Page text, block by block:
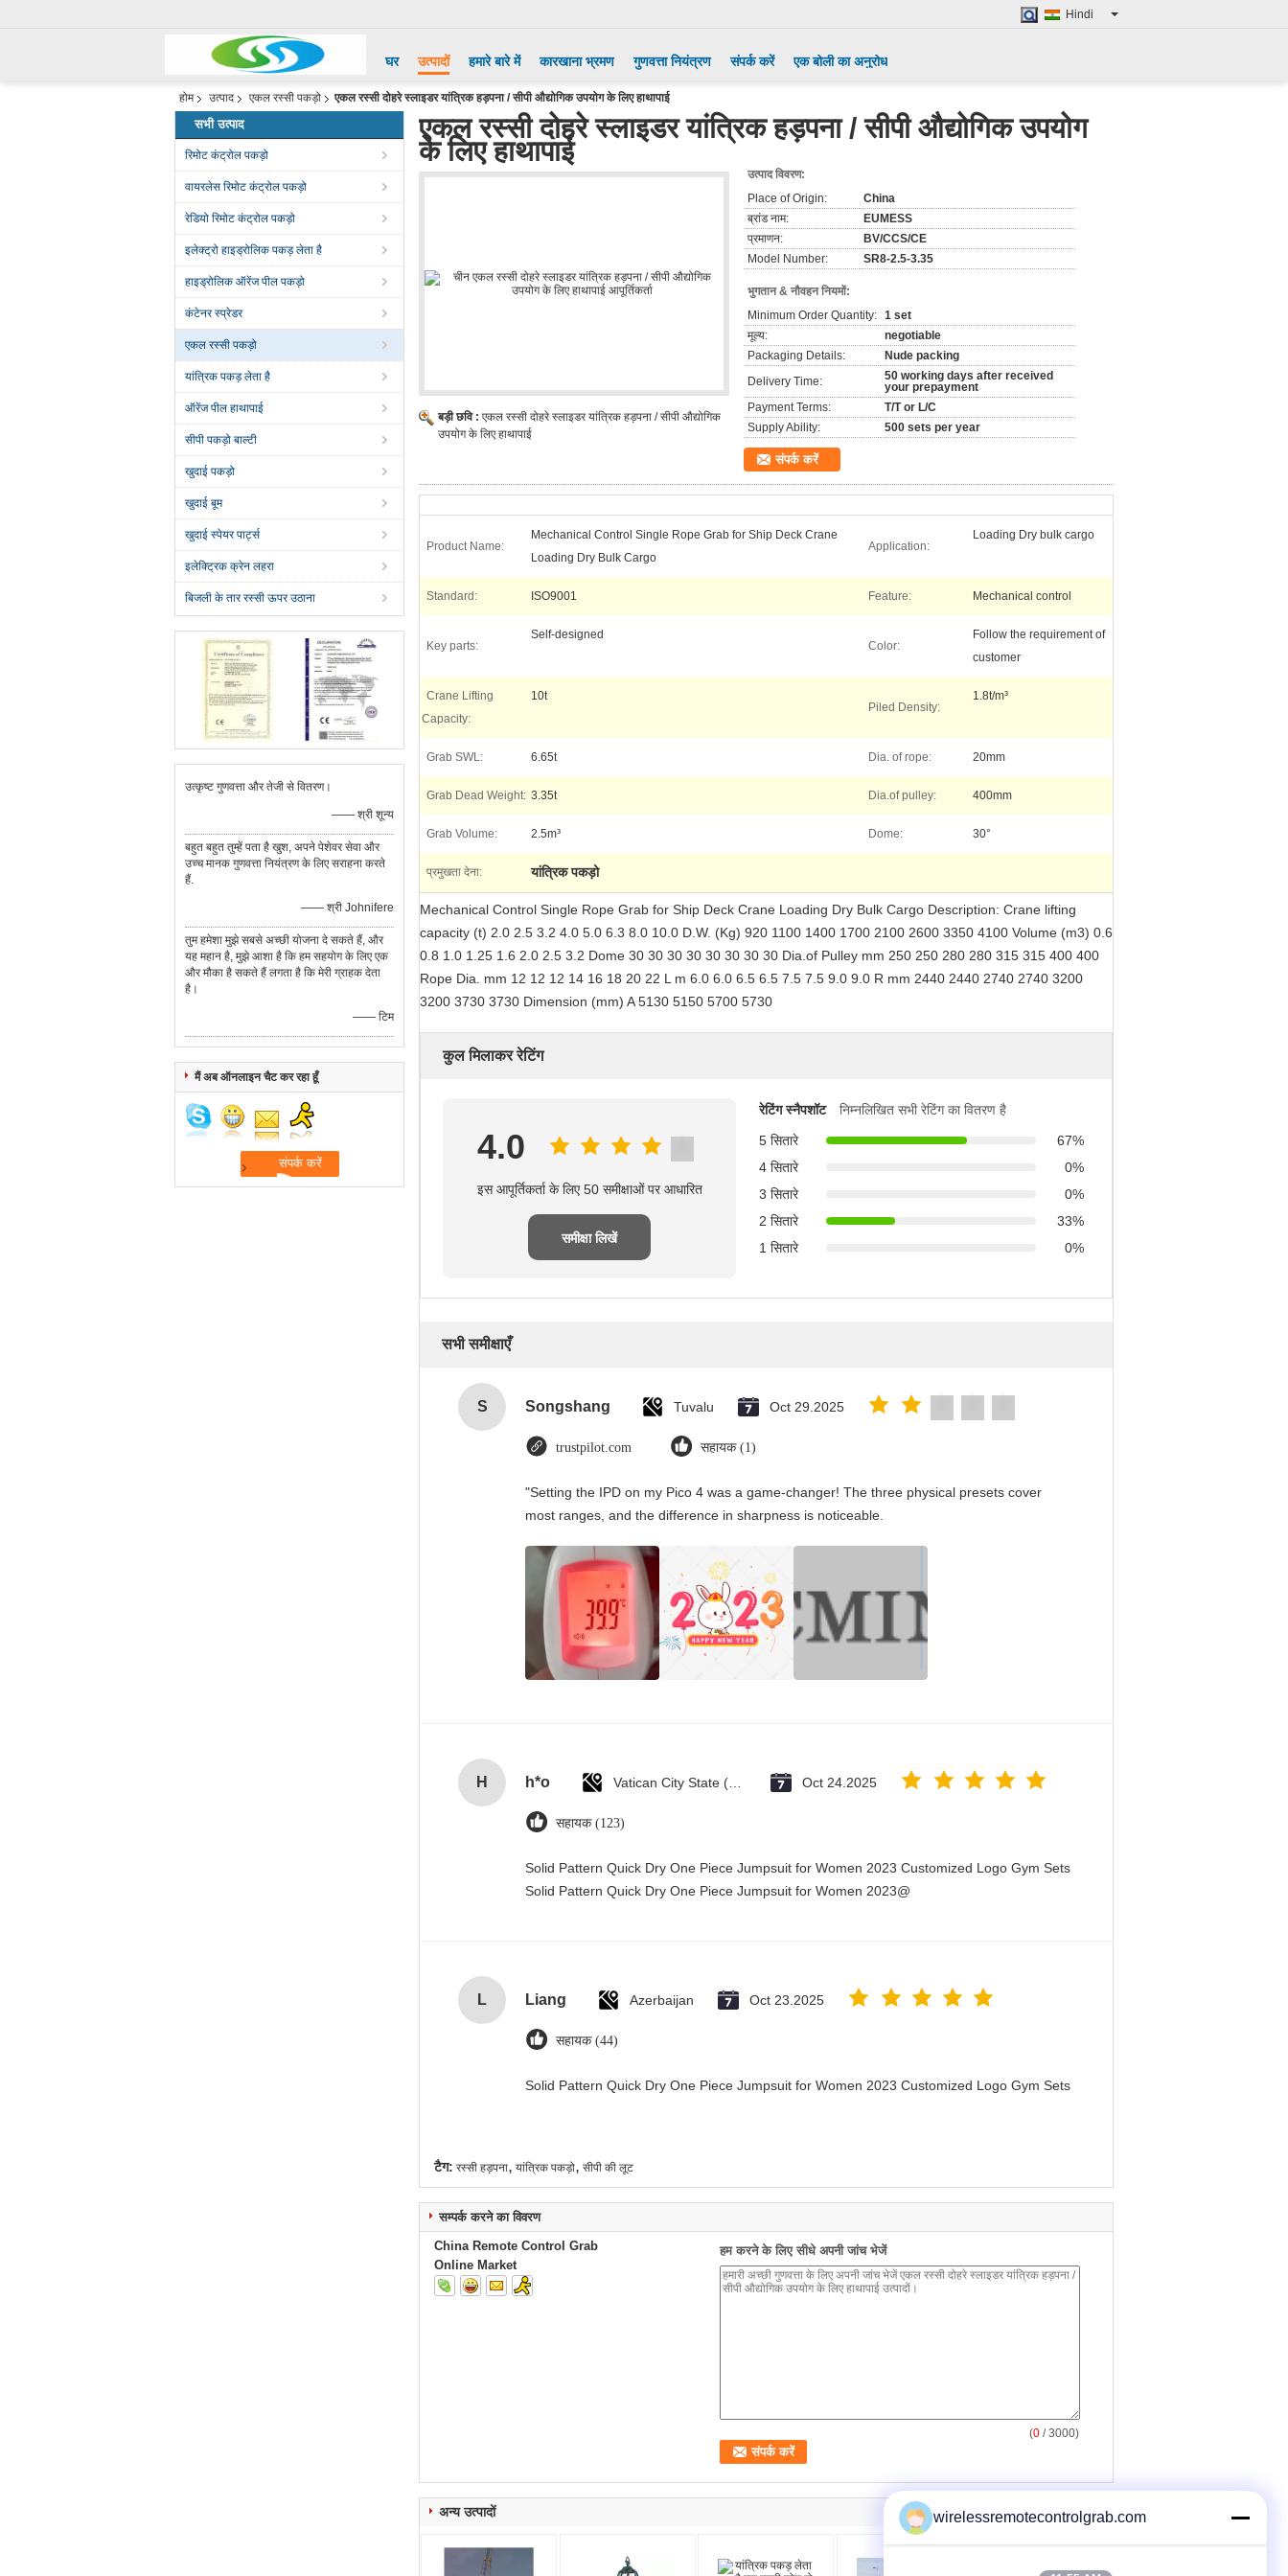
Hindi
घर उत्पादों हमारे बारे में कारखाना भ्रमण गुणवत्ता नियंत्रण संपर्क करें एक बोली का अनुरोध
होम उत्पाद एकल रस्सी पकड़ो एकल रस्सी दोहरे स्लाइडर यांत्रिक हड़पना / सीपी औद्योगिक उपयोग के लिए हाथापाई
सभी उत्पाद
रिमोट कंट्रोल पकड़ो
वायरलेस रिमोट कंट्रोल पकड़ो
रेडियो रिमोट कंट्रोल पकड़ो
इलेक्ट्रो हाइड्रोलिक पकड़ लेता है
हाइड्रोलिक ऑरेंज पील पकड़ो
कंटेनर स्प्रेडर
एकल रस्सी पकड़ो
यांत्रिक पकड़ लेता है
ऑरेंज पील हाथापाई
सीपी पकड़ो बाल्टी
खुदाई पकड़ो
खुदाई बूम
खुदाई स्पेयर पार्ट्स
इलेक्ट्रिक क्रेन लहरा
बिजली के तार रस्सी ऊपर उठाना
उत्कृष्ट गुणवत्ता और तेजी से वितरण।
—— श्री शून्य
बहुत बहुत तुम्हें पता है खुश, अपने पेशेवर सेवा और
उच्च मानक गुणवत्ता नियंत्रण के लिए सराहना करते
हैं.
—— श्री Johnifere
तुम हमेशा मुझे सबसे अच्छी योजना दे सकते हैं, और
यह महान है, मुझे आशा है कि हम सहयोग के लिए एक
और मौका है सकते हैं लगता है कि मेरी ग्राहक देता
है।
—— टिम
मैं अब ऑनलाइन चैट कर रहा हूँ
एकल रस्सी दोहरे स्लाइडर यांत्रिक हड़पना / सीपी औद्योगिक उपयोग
के लिए हाथापाई
बड़ी छवि : एकल रस्सी दोहरे स्लाइडर यांत्रिक हड़पना / सीपी औद्योगिक
उपयोग के लिए हाथापाई
उत्पाद विवरण:
Place of Origin:
China
ब्रांड नाम:
EUMESS
प्रमाणन:
BV/CCS/CE
Model Number:
SR8-2.5-3.35
भुगतान & नौवहन नियमों:
Minimum Order Quantity: 1 set
मूल्य:
negotiable
Packaging Details:
Nude packing
Delivery Time:
50 working days after received
your prepayment
Payment Terms:
T/T or L/C
Supply Ability:
500 sets per year
संपर्क करें
Product Name:
Mechanical Control Single Rope Grab for Ship Deck Crane
Loading Dry Bulk Cargo
Application:
Loading Dry bulk cargo
Standard: ISO9001 Feature: Mechanical control
Key parts:
Self-designed
Color:
Follow the requirement of
customer
Crane Lifting
Capacity:
10t
Piled Density:
1.8t/m³
Grab SWL: 6.65t Dia. of rope: 20mm
Grab Dead Weight: 3.35t Dia.of pulley: 400mm
Grab Volume: 2.5m³ Dome: 30°
प्रमुखता देना: यांत्रिक पकड़ो
Mechanical Control Single Rope Grab for Ship Deck Crane Loading Dry Bulk Cargo Description: Crane lifting
capacity (t) 2.0 2.5 3.2 4.0 5.0 6.3 8.0 10.0 D.W. (Kg) 920 1100 1400 1700 2100 2600 3350 4100 Volume (m3) 0.6
0.8 1.0 1.25 1.6 2.0 2.5 3.2 Dome 30 30 30 30 30 30 30 30 Dia.of Pulley mm 250 250 280 280 315 315 400 400
Rope Dia. mm 12 12 12 14 16 18 20 22 L m 6.0 6.0 6.5 6.5 7.5 7.5 9.0 9.0 R mm 2440 2440 2740 2740 3200
3200 3730 3730 Dimension (mm) A 5130 5150 5700 5730
कुल मिलाकर रेटिंग
4.0
इस आपूर्तिकर्ता के लिए 50 समीक्षाओं पर आधारित
समीक्षा लिखें
रेटिंग स्नैपशॉट
निम्नलिखित सभी रेटिंग का वितरण है
5 सितारे
67%
4 सितारे
0%
3 सितारे
0%
2 सितारे
33%
1 सितारे
0%
सभी समीक्षाएँ
S Songshang Tuvalu Oct 29.2025
trustpilot.com सहायक (1)
"Setting the IPD on my Pico 4 was a game-changer! The three physical presets cover
most ranges, and the difference in sharpness is noticeable.
H h*o Oct 24.2025
सहायक (123)
Solid Pattern Quick Dry One Piece Jumpsuit for Women 2023 Customized Logo Gym Sets
Solid Pattern Quick Dry One Piece Jumpsuit for Women 2023@
L Liang Azerbaijan Oct 23.2025
सहायक (44)
Solid Pattern Quick Dry One Piece Jumpsuit for Women 2023 Customized Logo Gym Sets
टैग: रस्सी हड़पना, यांत्रिक पकड़ो, सीपी की लूट
सम्पर्क करने का विवरण
China Remote Control Grab
Online Market
हम करने के लिए सीधे अपनी जांच भेजें
(0 / 3000)
अन्य उत्पादों wirelessremotecontrolgrab.com